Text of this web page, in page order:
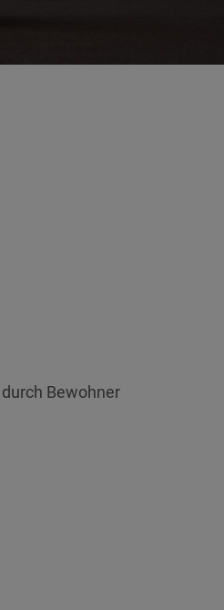
Bewohner